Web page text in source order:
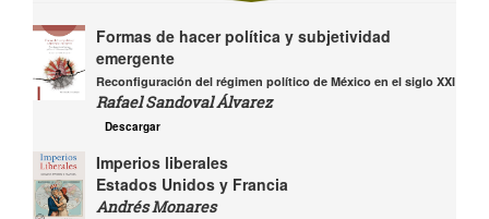
Formas de hacer política y subjetividad
emergente
Reconfiguración del régimen político de México en el siglo XXI
Rafael Sandoval Álvarez
Descargar
Imperios liberales
Estados Unidos y Francia
Andrés Monares